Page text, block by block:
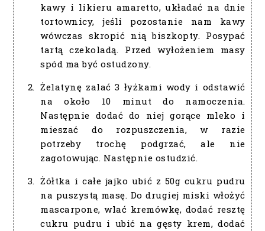
kawy i likieru amaretto, układać na dnie
tortownicy, jeśli pozostanie nam kawy
wówczas skropić nią biszkopty. Posypać
tartą czekoladą. Przed wyłożeniem masy
spód ma być ostudzony.
Żelatynę zalać 3 łyżkami wody i odstawić
na około 10 minut do namoczenia.
Następnie dodać do niej gorące mleko i
mieszać do rozpuszczenia, w razie
potrzeby trochę podgrzać, ale nie
zagotowując. Następnie ostudzić.
Żółtka i całe jajko ubić z 50g cukru pudru
na puszystą masę. Do drugiej miski włożyć
mascarpone, wlać kremówkę, dodać resztę
cukru pudru i ubić na gęsty krem, dodać